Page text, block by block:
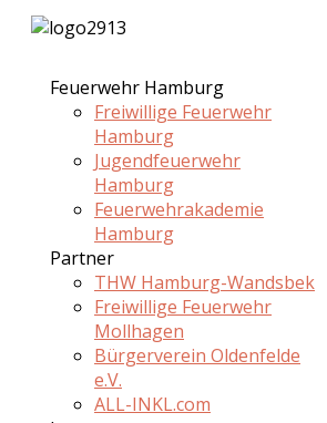
Feuerwehr Hamburg
Freiwillige Feuerwehr
Hamburg
Jugendfeuerwehr
Hamburg
Feuerwehrakademie
Hamburg
Partner
THW Hamburg-Wandsbek
Freiwillige Feuerwehr
Mollhagen
Bürgerverein Oldenfelde
e.V.
ALL-INKL.com